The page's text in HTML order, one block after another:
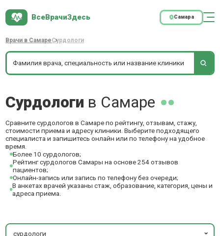
ВсеВрачиЗдесь Самара
Врачи в СамареСурдологи
Сурдологи в Самаре
Сравните сурдологов в Самаре по рейтингу, отзывам, стажу,
стоимости приема и адресу клиники. Выберите подходящего
специалиста и запишитесь онлайн или по телефону на удобное
время.
Более 10 сурдологов;
Рейтинг сурдологов Самары на основе 254 отзывов
пациентов;
Онлайн-запись или запись по телефону без очереди;
В анкетах врачей указаны стаж, образование, категория, цены и
адреса приема.
сурдологи